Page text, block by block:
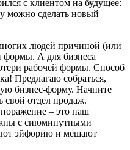
с клиентом на будущее:
можно сделать новый
людей причиной (или
формы. А для бизнеса
рабочей формы. Способ
Предлагаю собраться,
биз­нес-форму. Начните
свой отдел продаж.
– это наш
с сиюминутными
эйфорию и мешают